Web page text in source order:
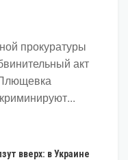
прокуратуры
акт
вверх: в Украине